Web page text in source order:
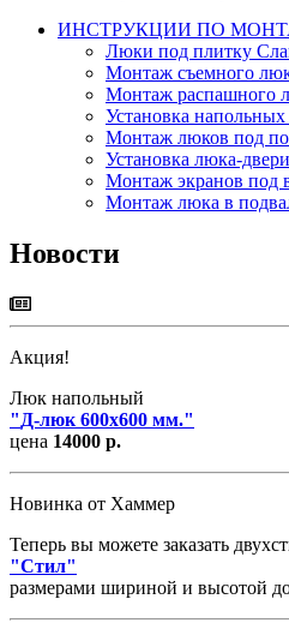
ИНСТРУКЦИИ ПО
Люки под плитку
Монтаж съемного
Монтаж распашного
Установка
Монтаж люков под
Установка люка-
Монтаж экранов под
Монтаж люка в
Новости
Акция!
Люк напольный
" Д-люк 600х600 мм."
цена 14000 р.
Новинка от Хаммер
Теперь вы можете заказать
"Стил"
размерами шириной и высотой